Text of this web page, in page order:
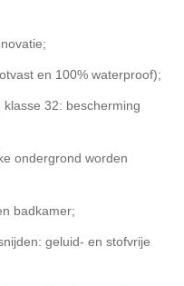
en 100% waterproof);
32: bescherming
ondergrond worden
badkamer;
geluid- en stofvrije